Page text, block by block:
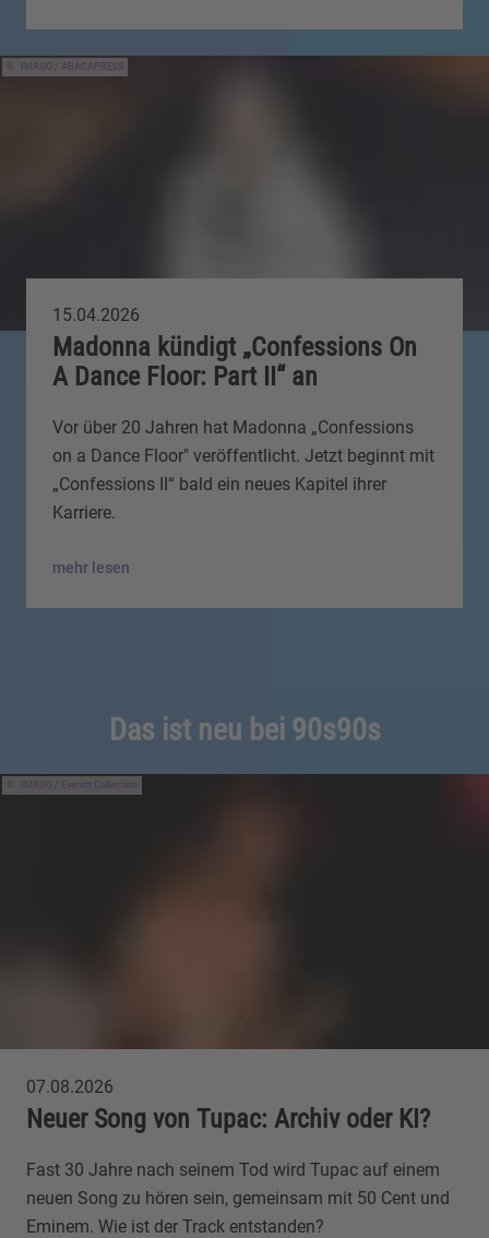
IMAGO / ABACAPRESS
15.04.2026
Madonna kündigt „Confessions On
A Dance Floor: Part II“ an
Vor über 20 Jahren hat Madonna „Confessions
on a Dance Floor" veröffentlicht. Jetzt beginnt mit
„Confessions II“ bald ein neues Kapitel ihrer
Karriere.
mehr lesen
Das ist neu bei 90s90s
IMAGO / Everett Collection
07.08.2026
Neuer Song von Tupac: Archiv oder KI?
Fast 30 Jahre nach seinem Tod wird Tupac auf einem
neuen Song zu hören sein, gemeinsam mit 50 Cent und
Eminem. Wie ist der Track entstanden?